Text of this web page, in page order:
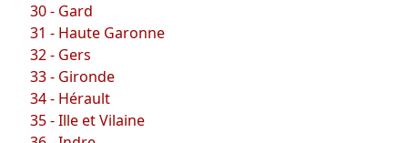
30 - Gard
31 - Haute Garonne
32 - Gers
33 - Gironde
34 - Hérault
35 - Ille et Vilaine